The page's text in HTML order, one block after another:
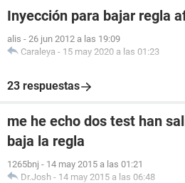
Inyección para bajar regla
alis - 26 jun 2012 a las 19:09
Caraleya - 15 may 2020 a las 01:23
23 respuestas
me he echo dos test han
baja la regla
1265bnj - 14 may 2015 a las 01:21
Dr.Josh - 14 may 2015 a las 06:48